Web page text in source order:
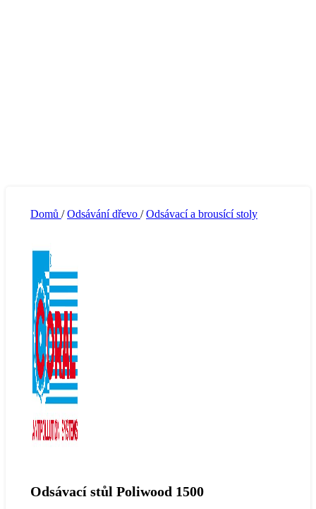
Domů / Odsávání dřevo / Odsávací a brousící stoly
Odsávací stůl Poliwood 1500